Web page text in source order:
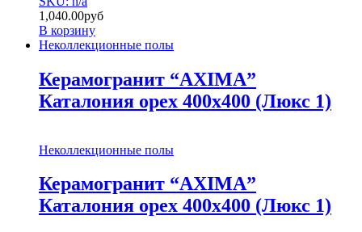
1,040.00руб
В корзину
Неколлекционные полы
Керамогранит “AXIMA”
Каталония орех 400х400 (Люкс 1)
Неколлекционные полы
Керамогранит “AXIMA”
Каталония орех 400х400 (Люкс 1)